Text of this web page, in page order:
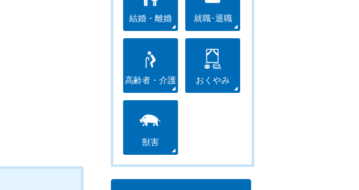
結婚・離婚 就職･退職
高齢者・介護 おくやみ
獣害